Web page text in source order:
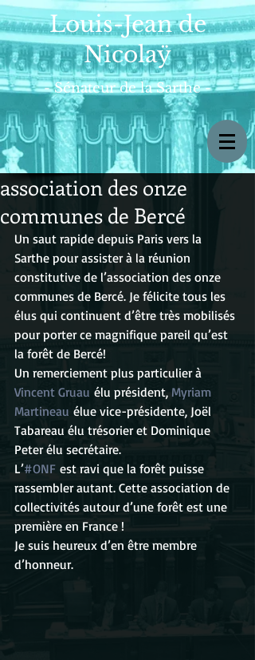
Louis-Jean de
Nicolaÿ
- Sénateur de la Sarthe -
association des onze
communes de Bercé
Un saut rapide depuis Paris vers la
Sarthe pour assister à la réunion
constitutive de l’association des onze
communes de Bercé. Je félicite tous les
élus qui continuent d’être très mobilisés
pour porter ce magnifique pareil qu’est
la forêt de Bercé!
Un remerciement plus particulier à
Vincent Gruau élu président, Myriam
Martineau élue vice-présidente, Joël
Tabareau élu trésorier et Dominique
Peter élu secrétaire.
L’#ONF est ravi que la forêt puisse
rassembler autant. Cette association de
collectivités autour d’une forêt est une
première en France !
Je suis heureux d’en être membre
d’honneur.